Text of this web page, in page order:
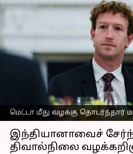
மெட்டா மீது வழக்கு தொடர்ந்தார்
மார்க்
மார்க்
மெட்டா மீது
தொடர்ந்தார்
ஜுக்கர்பெர்க்
Venkatalakshmi V Sep 05,
செய்தி முன்னோட்டம்
இந்தியானாவைச்
திவால்நிலை